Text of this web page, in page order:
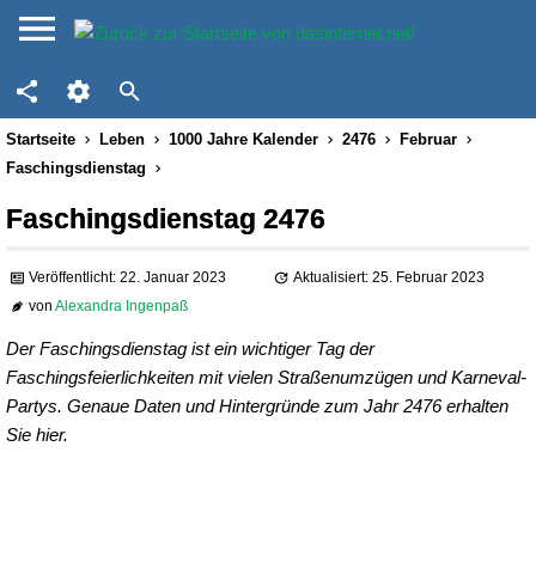
Startseite Leben 1000 Jahre Kalender 2476
Februar
Faschingsdienstag
Faschingsdienstag 2476
Veröffentlicht: 22. Januar 2023
Aktualisiert: 25. Februar 2023
vonAlexandra Ingenpaß
Der Faschingsdienstag ist ein wichtiger Tag der
Faschingsfeierlichkeiten mit vielen Straßenumzügen und Karneval-
Partys. Genaue Daten und Hintergründe zum Jahr 2476 erhalten
Sie hier.